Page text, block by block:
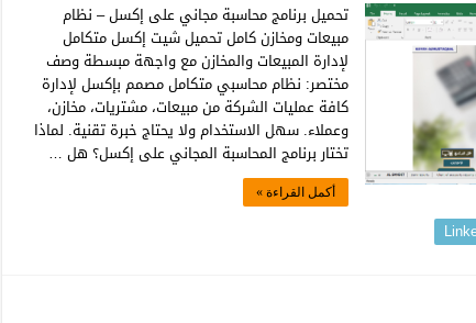
تحميل برنامج محاسبة مجاني على إكسل – نظام
مبيعات ومخازن كامل تحميل شيت إكسل متكامل
لإدارة المبيعات والمخازن مع واجهة مبسطة وصف
مختصر: نظام محاسبي متكامل مصمم بإكسل لإدارة
كافة عمليات الشركة من مبيعات، مشتريات، مخازن،
وعملاء. سهل الاستخدام ولا يحتاج خبرة تقنية. لماذا
تختار برنامج المحاسبة المجاني على إكسل؟ هل …
أكمل القراءة »